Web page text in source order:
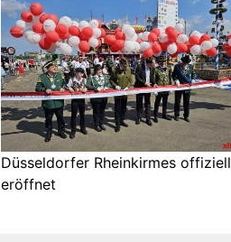
Düsseldorfer Rheinkirmes offiziell
eröffnet